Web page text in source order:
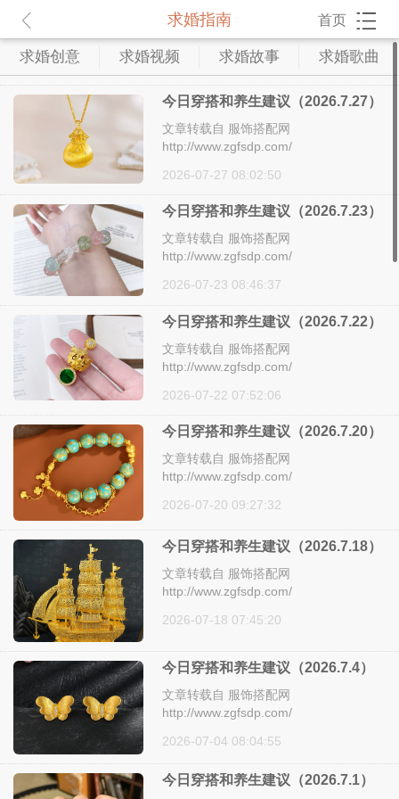
求婚指南 首页
求婚创意 求婚视频 求婚故事 求婚歌曲
今日穿搭和养生建议（2026.7.27）
文章转载自 服饰搭配网
http://www.zgfsdp.com/
2026-07-27 08:02:50
今日穿搭和养生建议（2026.7.23）
文章转载自 服饰搭配网
http://www.zgfsdp.com/
2026-07-23 08:46:37
今日穿搭和养生建议（2026.7.22）
文章转载自 服饰搭配网
http://www.zgfsdp.com/
2026-07-22 07:52:06
今日穿搭和养生建议（2026.7.20）
文章转载自 服饰搭配网
http://www.zgfsdp.com/
2026-07-20 09:27:32
今日穿搭和养生建议（2026.7.18）
文章转载自 服饰搭配网
http://www.zgfsdp.com/
2026-07-18 07:45:20
今日穿搭和养生建议（2026.7.4）
文章转载自 服饰搭配网
http://www.zgfsdp.com/
2026-07-04 08:04:55
今日穿搭和养生建议（2026.7.1）